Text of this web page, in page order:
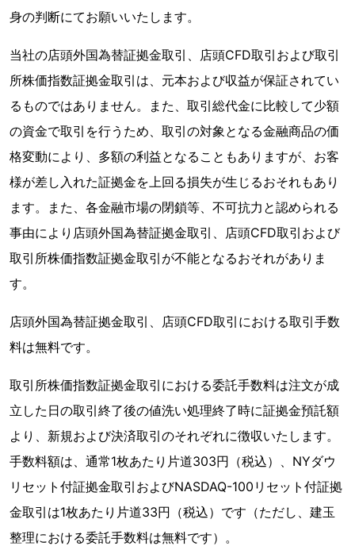
身の判断にてお願いいたします。
当社の店頭外国為替証拠金取引、店頭CFD取引および取引
所株価指数証拠金取引は、元本および収益が保証されてい
るものではありません。また、取引総代金に比較して少額
の資金で取引を行うため、取引の対象となる金融商品の価
格変動により、多額の利益となることもありますが、お客
様が差し入れた証拠金を上回る損失が生じるおそれもあり
ます。また、各金融市場の閉鎖等、不可抗力と認められる
事由により店頭外国為替証拠金取引、店頭CFD取引および
取引所株価指数証拠金取引が不能となるおそれがありま
す。
店頭外国為替証拠金取引、店頭CFD取引における取引手数
料は無料です。
取引所株価指数証拠金取引における委託手数料は注文が成
立した日の取引終了後の値洗い処理終了時に証拠金預託額
より、新規および決済取引のそれぞれに徴収いたします。
手数料額は、通常1枚あたり片道303円（税込）、NYダウ
リセット付証拠金取引およびNASDAQ-100リセット付証拠
金取引は1枚あたり片道33円（税込）です（ただし、建玉
整理における委託手数料は無料です）。